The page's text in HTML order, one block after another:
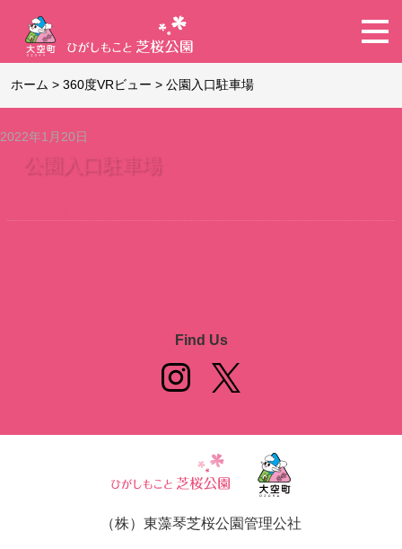
ホーム >360度VRビュー >公園入口駐車場
2022年1月20日
公園入口駐車場
Find Us
（株）東藻琴芝桜公園管理公社